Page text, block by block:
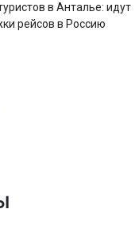
в Анталье: идут
рейсов в Россию